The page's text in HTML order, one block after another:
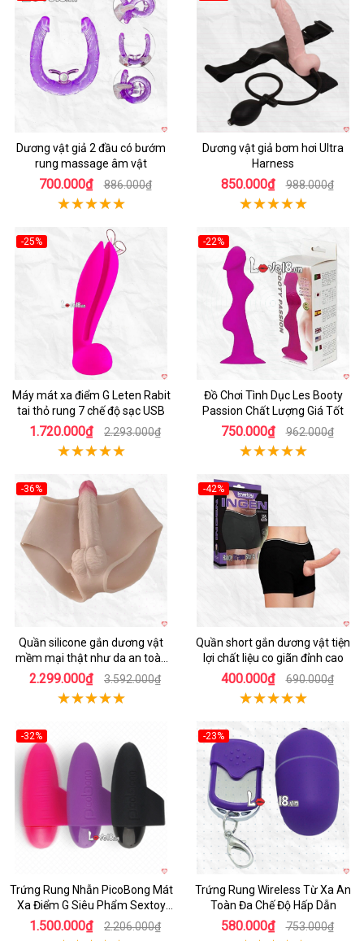
Dương vật giả 2 đầu có bướm
rung massage âm vật
700.000₫ 886.000₫
Dương vật giả bơm hơi Ultra
Harness
850.000₫ 988.000₫
-25%
Máy mát xa điểm G Leten Rabit
tai thỏ rung 7 chế độ sạc USB
1.720.000₫ 2.293.000₫
-22%
Đồ Chơi Tình Dục Les Booty
Passion Chất Lượng Giá Tốt
750.000₫ 962.000₫
-36%
Quần silicone gắn dương vật
mềm mại thật như da an toàn
cao cấp
2.299.000₫ 3.592.000₫
-42%
Quần short gắn dương vật tiện
lợi chất liệu co giãn đỉnh cao
400.000₫ 690.000₫
-32%
Hot
Trứng Rung Nhẫn PicoBong Mát
Xa Điểm G Siêu Phẩm Sextoy
Cho Nữ
1.500.000₫ 2.206.000₫
-23%
Hot
Trứng Rung Wireless Từ Xa An
Toàn Đa Chế Độ Hấp Dẫn
580.000₫ 753.000₫